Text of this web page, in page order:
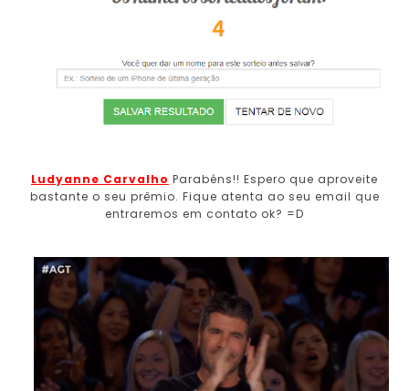
Ludyanne Carvalho Parabéns!! Espero que aproveite
bastante o seu prêmio. Fique atenta ao seu email que
entraremos em contato ok? =D